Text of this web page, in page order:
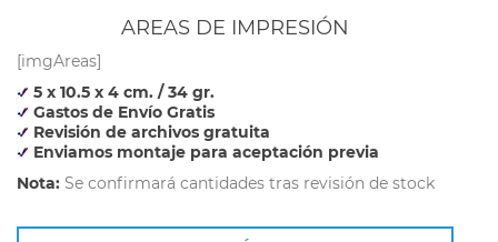
AREAS DE IMPRESIÓN
[imgAreas]
5 x 10.5 x 4 cm. / 34 gr.
Gastos de Envío Gratis
Revisión de archivos gratuita
Enviamos montaje para aceptación previa
Nota: Se confirmará cantidades tras revisión de stock